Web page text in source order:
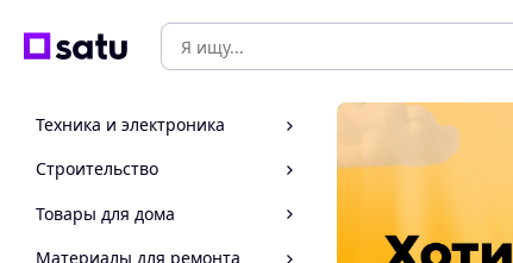
Техника и электроника
Строительство
Товары для дома
Материалы для ремонта